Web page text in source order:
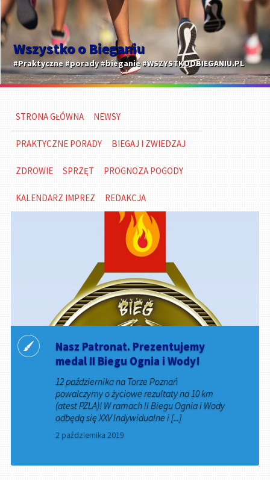
Wszystko o Bieganiu
#Praktyczne #porady #bieganie #WSZYSTKOOBIEGANIU.PL
STRONA GŁÓWNA NEWSY
PRAKTYCZNE PORADY BIEGAJ I ZWIEDZAJ
ZDROWIE SPRZĘT PROGNOZA POGODY
KALENDARZ IMPREZ REDAKCJA
Nasz Patronat. Prezentujemy
medal II Biegu Ognia i Wody!
12 października na Torze Poznań
powalczymy o życiowe rezultaty na 10 km
(atest PZLA)! W ramach II Biegu Ognia i Wody
odbędą się XXV Indywidualne i [...]
2 października 2019